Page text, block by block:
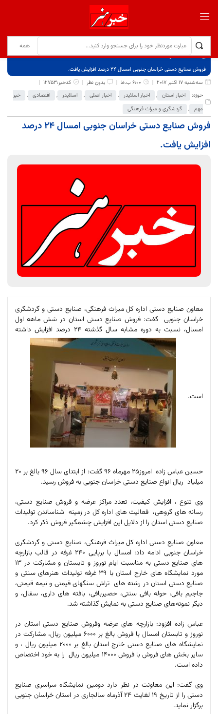
برگ نخست
نوشته‌ها
فروش صنایع دستی خراسان جنوبی امسال 24 درصد افزایش یافت.
سه‌شنبه 17 اکتبر 2017
6:00 ب.ظ بدون نظر
کدخبر:12753
حوزه:
اخبار استان , اخبار اسلایدر , اخبار اصلی , اسلایدر , اقتصادی ,
خبر
مهم , گردشگری و میراث فرهنگی
فروش صنایع دستی خراسان جنوبی امسال 24 درصد
افزایش یافت.
معاون صنایع دستی اداره کل میراث فرهنگی، صنایع دستی و گردشگری
خراسان جنوبی گفت: فروش صنایع دستی استان در شش ماهه اول
امسال، نسبت به دوره مشابه سال گذشته 24 درصد افزایش داشته
است.
حسین عباس زاده امروز25 مهرماه 96 گفت: از ابتدای سال 96 بالغ بر 20
میلیاد ریال انواع صنایع دستی خراسان جنوبی به فروش رسید.
وی تنوع ، افزایش کیفیت، تعدد مراکز عرضه و فروش صنایع دستی،
رسانه های گروهی، فعالیت های اداره کل در زمینه شناساندن تولیدات
صنایع دستی استان را از دلایل این افزایش چشمگیر فروش ذکر کرد.
معاون صنایع دستی اداره کل میراث فرهنگی، صنایع دستی و گردشگری
خراسان جنوبی ادامه داد: امسال با برپایی 240 غرفه در قالب بازارچه
های صنایع دستی به مناسبت ایام نوروز و تابستان و مشارکت در 13
مورد نمایشگاه های خارج استان با 39 غرفه تولیدات هنرهای سنتی و
صنایع دستی استان در رشته های تراش سنگهای قیمتی و نیمه قیمتی،
جاجیم بافی، حوله بافی سنتی، حصیربافی، بافته های داری، سفال، و
دیگر نمونه‌های صنایع ‌دستی به نمایش گذاشته شد.
عباس زاده افزود: بازارچه های عرضه وفروش صنایع دستی استان در
نوروز و تابستان امسال با فروش بالغ بر 6000 میلیون ریال، مشارکت در
نمایشگاه های صنایع دستی خارج استان بالغ بر 2000 میلیون ریال ، و
سایر بخش های فروش با فروش 14000 میلیون ریال را به خود اختصاص
داده است.
وی گفت: این معاونت در نظر دارد دومین نمایشگاه سراسری صنایع
دستی را از تاریخ 19 لغایت 24 آذرماه سالجاری در استان خراسان جنوبی
برگزار نماید.